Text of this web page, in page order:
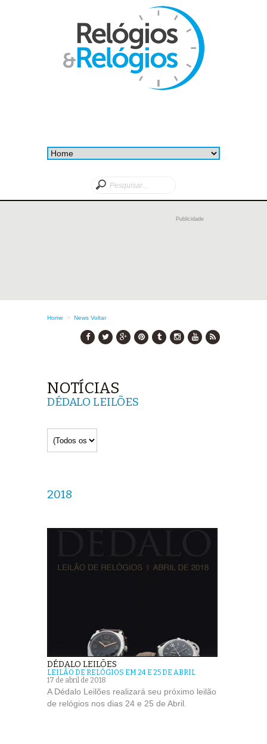
Publicidade
Home > News Voltar
NOTÍCIAS
DÉDALO LEILÕES
2018
DÉDALO LEILÕES
LEILÃO DE RELÓGIOS EM 24 E 25 DE ABRIL
17 de abril de 2018
A Dédalo Leilões realizará seu próximo leilão
de relógios nos dias 24 e 25 de Abril.